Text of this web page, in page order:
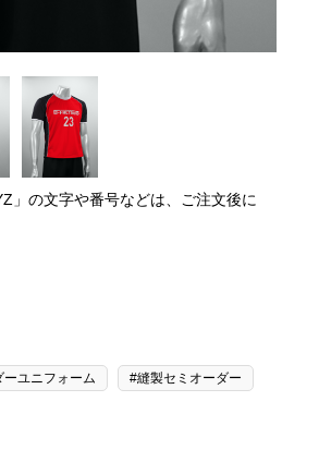
」の文字や番号などは、ご注文後に
ユニフォーム #縫製セミオーダー